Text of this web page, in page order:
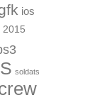
ios
2015
soldats